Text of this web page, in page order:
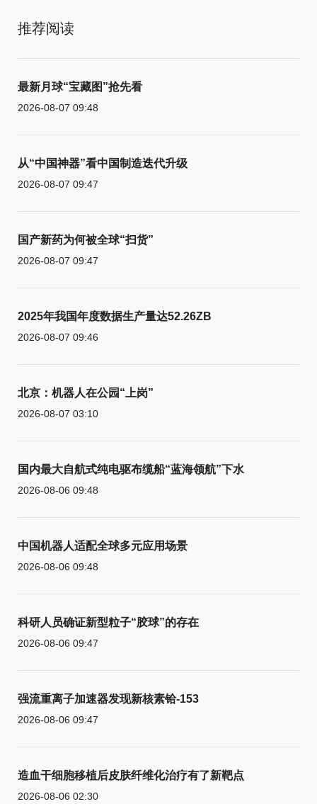
推荐阅读
最新月球“宝藏图”抢先看
2026-08-07 09:48
从“中国神器”看中国制造迭代升级
2026-08-07 09:47
国产新药为何被全球“扫货”
2026-08-07 09:47
2025年我国年度数据生产量达52.26ZB
2026-08-07 09:46
北京：机器人在公园“上岗”
2026-08-07 03:10
国内最大自航式纯电驱布缆船“蓝海领航”下水
2026-08-06 09:48
中国机器人适配全球多元应用场景
2026-08-06 09:48
科研人员确证新型粒子“胶球”的存在
2026-08-06 09:47
强流重离子加速器发现新核素铪-153
2026-08-06 09:47
造血干细胞移植后皮肤纤维化治疗有了新靶点
2026-08-06 02:30